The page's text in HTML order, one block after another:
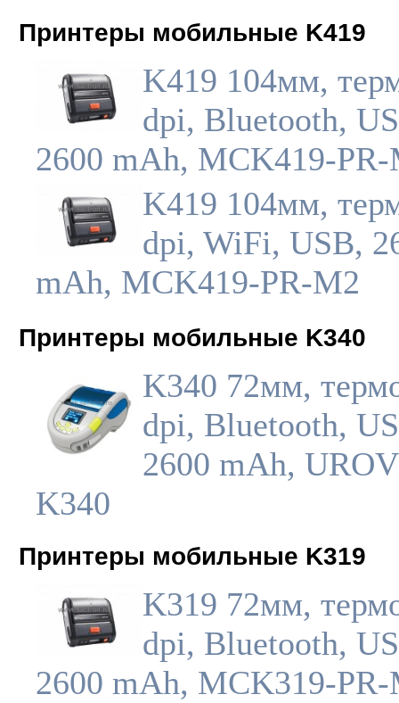
Принтеры мобильные K419
K419 104мм,
dpi, Bluetooth,
2600 mAh, MCK419-
K419 104мм,
dpi, WiFi, USB,
mAh, MCK419-PR-M2
Принтеры мобильные K340
K340 72мм,
dpi, Bluetooth,
2600 mAh,
K340
Принтеры мобильные K319
K319 72мм,
dpi, Bluetooth,
2600 mAh, MCK319-